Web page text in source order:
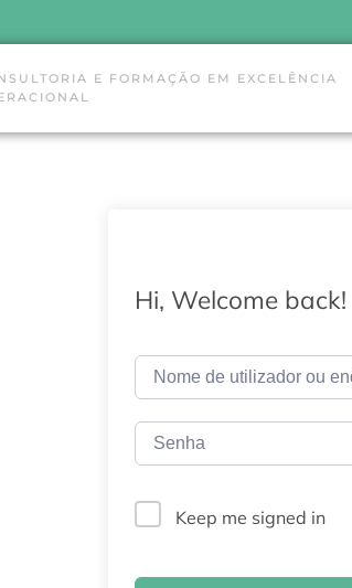
E FORMAÇÃO EM EXCELÊNCIA
Hi, Welcome back!
Keep me signed in